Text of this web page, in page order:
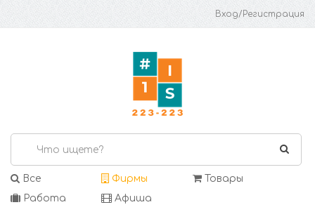
Вход/Регистрация
Все Фирмы
Товары
Работа
Афиша